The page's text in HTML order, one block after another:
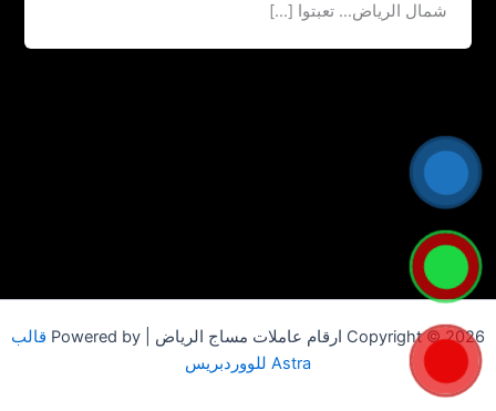
شمال الرياض… تعبتوا […]
Copyright © 2026 ارقام عاملات مساج الرياض | Powered by
قالب
Astra للووردبريس